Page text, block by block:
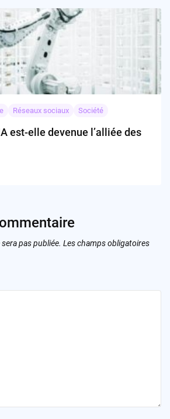
Réseaux sociaux Société
est-elle devenue l’alliée des
pas publiée. Les champs obligatoires